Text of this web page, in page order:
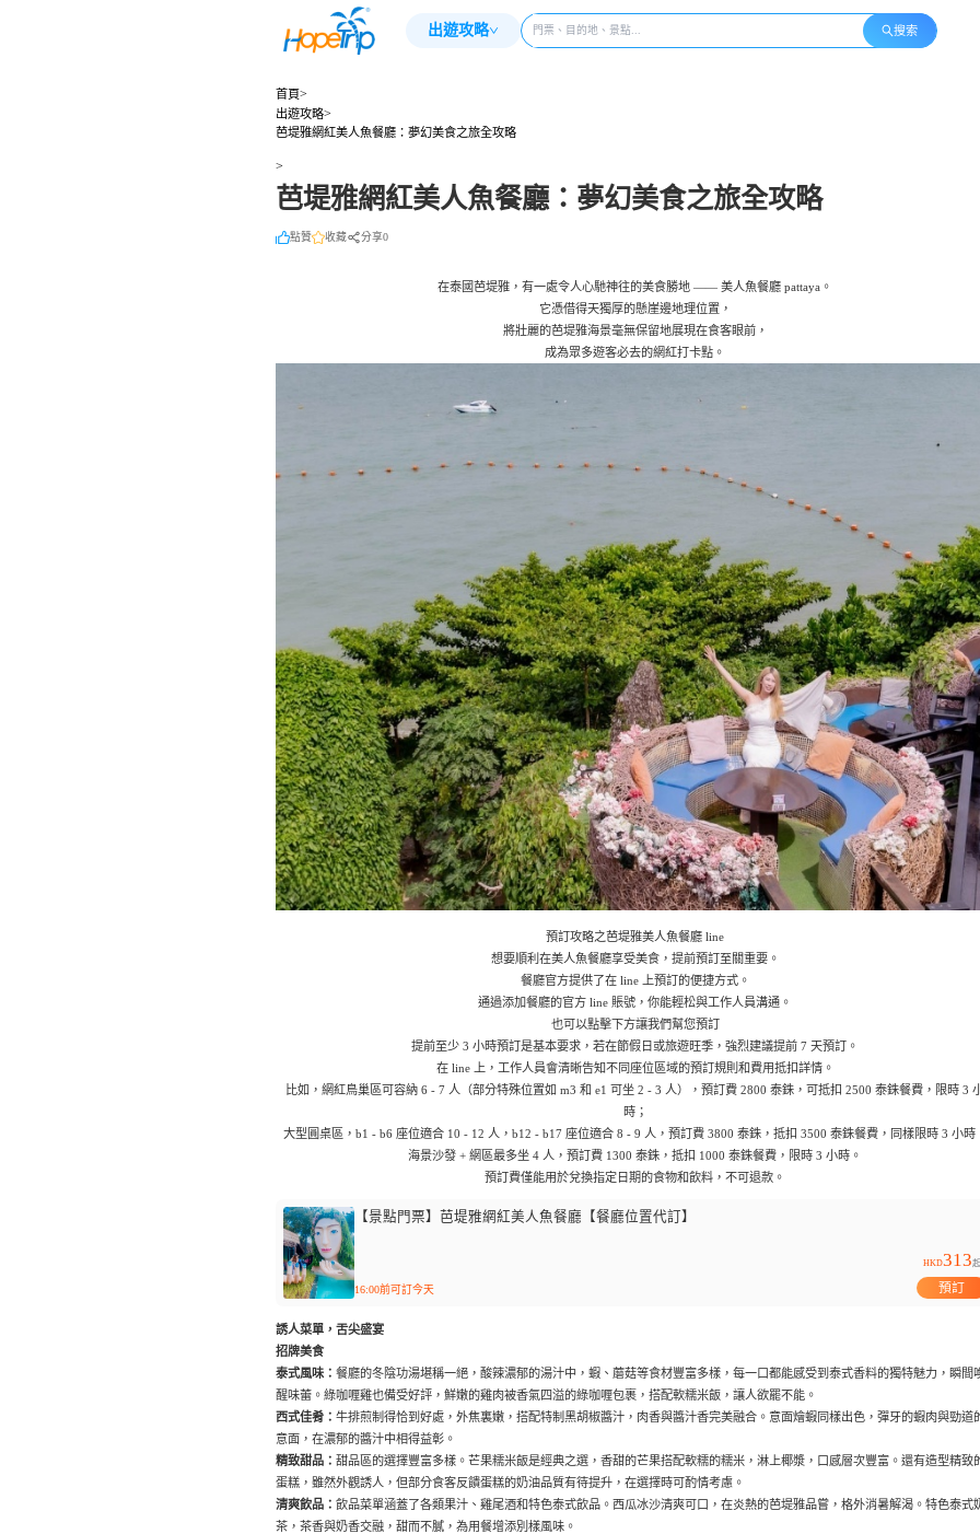
出遊攻略 搜索
首頁>
出遊攻略>
芭堤雅網紅美人魚餐廳：夢幻美食之旅全攻略
>
芭堤雅網紅美人魚餐廳：夢幻美食之旅全攻略
點贊 收藏 分享0
在泰國芭堤雅，有一處令人心馳神往的美食勝地 —— 美人魚餐廳 pattaya。
它憑借得天獨厚的懸崖邊地理位置，
將壯麗的芭堤雅海景毫無保留地展現在食客眼前，
成為眾多遊客必去的網紅打卡點。
預訂攻略之芭堤雅美人魚餐廳 line
想要順利在美人魚餐廳享受美食，提前預訂至關重要。
餐廳官方提供了在 line 上預訂的便捷方式。
通過添加餐廳的官方 line 賬號，你能輕松與工作人員溝通。
也可以點擊下方讓我們幫您預訂
提前至少 3 小時預訂是基本要求，若在節假日或旅遊旺季，強烈建議提前 7 天預訂。
在 line 上，工作人員會清晰告知不同座位區域的預訂規則和費用抵扣詳情。
比如，網紅鳥巢區可容納 6 - 7 人（部分特殊位置如 m3 和 e1 可坐 2 - 3 人），預訂費 2800 泰銖，可抵扣 2500 泰銖餐費，限時 3
時；
大型圓桌區，b1 - b6 座位適合 10 - 12 人，b12 - b17 座位適合 8 - 9 人，預訂費 3800 泰銖，抵扣 3500 泰銖餐費，同樣限時 3 小時
海景沙發 + 網區最多坐 4 人，預訂費 1300 泰銖，抵扣 1000 泰銖餐費，限時 3 小時。
預訂費僅能用於兌換指定日期的食物和飲料，不可退款。
【景點門票】芭堤雅網紅美人魚餐廳【餐廳位置代訂】
16:00前可訂今天
HKD313起
預訂
誘人菜單，舌尖盛宴
招牌美食
泰式風味： 餐廳的冬陰功湯堪稱一絕，酸辣濃郁的湯汁中，蝦、蘑菇等食材豐富多樣，每一口都能感受到泰式香料的獨特魅力，瞬間
醒味蕾。綠咖喱雞也備受好評，鮮嫩的雞肉被香氣四溢的綠咖喱包裹，搭配軟糯米飯，讓人欲罷不能。
西式佳肴 ： 牛排煎制得恰到好處，外焦裏嫩，搭配特制黑胡椒醬汁，肉香與醬汁香完美融合。意面燴蝦同樣出色，彈牙的蝦肉與勁道
意面，在濃郁的醬汁中相得益彰。
精致甜品： 甜品區的選擇豐富多樣。芒果糯米飯是經典之選，香甜的芒果搭配軟糯的糯米，淋上椰漿，口感層次豐富。還有造型精致
蛋糕，雖然外觀誘人，但部分食客反饋蛋糕的奶油品質有待提升，在選擇時可酌情考慮。
清爽飲品： 飲品菜單涵蓋了各類果汁、雞尾酒和特色泰式飲品。西瓜冰沙清爽可口，在炎熱的芭堤雅品嘗，格外消暑解渴。特色泰式
茶，茶香與奶香交融，甜而不膩，為用餐增添別樣風味。